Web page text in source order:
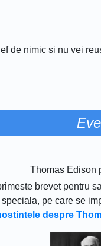
de nimic si nu vei
Thomas Edison
brevet pentru
pe care se
despre